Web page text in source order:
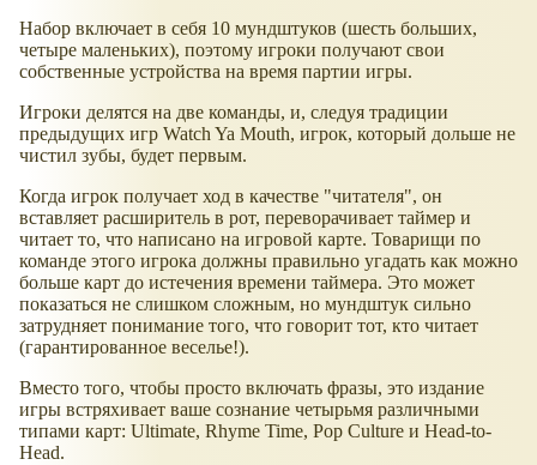
Набор включает в себя 10 мундштуков (шесть больших,
четыре маленьких), поэтому игроки получают свои
собственные устройства на время партии игры.
Игроки делятся на две команды, и, следуя традиции
предыдущих игр Watch Ya Mouth, игрок, который дольше не
чистил зубы, будет первым.
Когда игрок получает ход в качестве "читателя", он
вставляет расширитель в рот, переворачивает таймер и
читает то, что написано на игровой карте. Товарищи по
команде этого игрока должны правильно угадать как можно
больше карт до истечения времени таймера. Это может
показаться не слишком сложным, но мундштук сильно
затрудняет понимание того, что говорит тот, кто читает
(гарантированное веселье!).
Вместо того, чтобы просто включать фразы, это издание
игры встряхивает ваше сознание четырьмя различными
типами карт: Ultimate, Rhyme Time, Pop Culture и Head-to-
Head.